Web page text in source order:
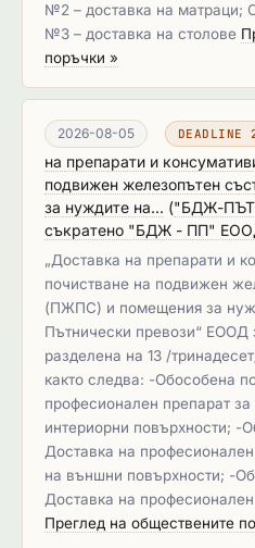
№2 – доставка на
№3 – доставка на столове
поръчки »
2026-08-05
на препарати и
подвижен железопътен
за нуждите на... ("БДЖ-
съкратено "БДЖ - ПП"
„Доставка на препарати и
почистване на подвижен
(ПЖПС) и помещения за
Пътнически превози“ ЕООД
разделена на 13 /
както следва: -Обособена
професионален препарат
интериорни повърхности; -
Доставка на
на външни повърхности; -
Доставка на
Преглед на обществените